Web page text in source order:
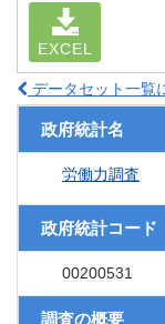
EXCEL
データセット一覧
政府統計名
労働力調査
政府統計コード
00200531
調査の概要